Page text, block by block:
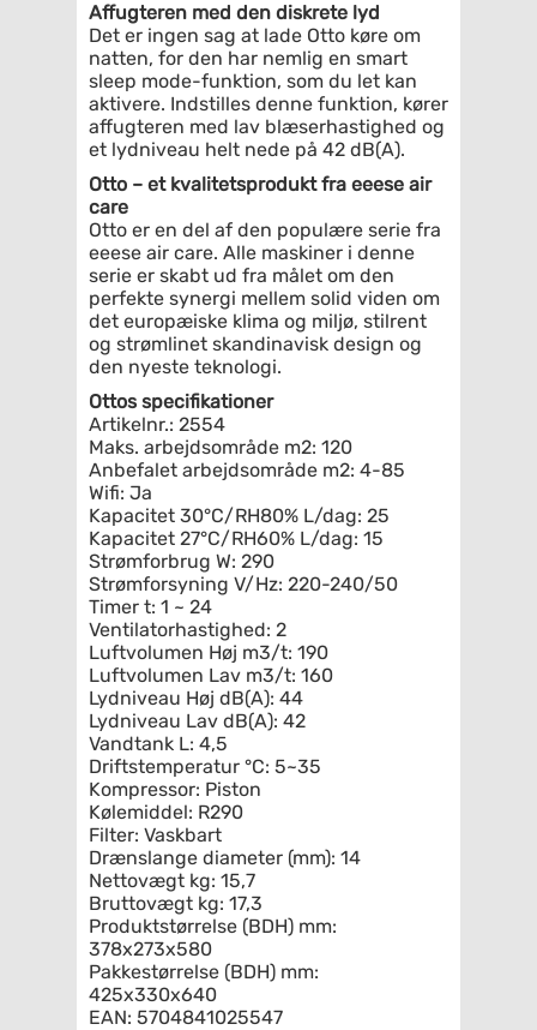
Affugteren med den diskrete lyd
Det er ingen sag at lade Otto køre om
natten, for den har nemlig en smart
sleep mode-funktion, som du let kan
aktivere. Indstilles denne funktion, kører
affugteren med lav blæserhastighed og
et lydniveau helt nede på 42 dB(A).
Otto – et kvalitetsprodukt fra eeese air
care
Otto er en del af den populære serie fra
eeese air care. Alle maskiner i denne
serie er skabt ud fra målet om den
perfekte synergi mellem solid viden om
det europæiske klima og miljø, stilrent
og strømlinet skandinavisk design og
den nyeste teknologi.
Ottos specifikationer
Artikelnr.: 2554
Maks. arbejdsområde m2: 120
Anbefalet arbejdsområde m2: 4-85
Wifi: Ja
Kapacitet 30°C/RH80% L/dag: 25
Kapacitet 27°C/RH60% L/dag: 15
Strømforbrug W: 290
Strømforsyning V/Hz: 220-240/50
Timer t: 1 ~ 24
Ventilatorhastighed: 2
Luftvolumen Høj m3/t: 190
Luftvolumen Lav m3/t: 160
Lydniveau Høj dB(A): 44
Lydniveau Lav dB(A): 42
Vandtank L: 4,5
Driftstemperatur °C: 5~35
Kompressor: Piston
Kølemiddel: R290
Filter: Vaskbart
Drænslange diameter (mm): 14
Nettovægt kg: 15,7
Bruttovægt kg: 17,3
Produktstørrelse (BDH) mm:
378x273x580
Pakkestørrelse (BDH) mm:
425x330x640
EAN: 5704841025547